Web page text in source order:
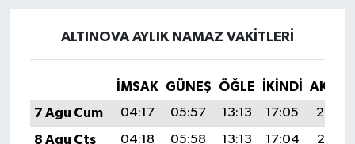
ALTINOVA AYLIK NAMAZ VAKITLERI
İMSAK GÜNEŞ ÖĞLE İKINDI
7 Ağu Cum
04:17 05:57 13:13 17:05
20:19
8 Ağu Cts
04:18 05:58 13:13 17:04
20:17